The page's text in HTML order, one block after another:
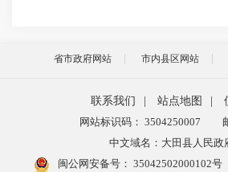
省市政府网站 市内县区网站
联系我们 站点地图
网站标识码： 3504250007
中文域名：大田县人民政
闽公网安备号： 35042502000102号